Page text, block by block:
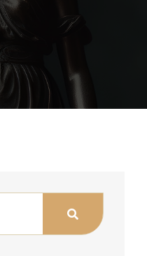
BAIXAR TABELA DE
REMUNERAÇÃO
BAIXAR EBOOK
ISENÇÃO DE IR